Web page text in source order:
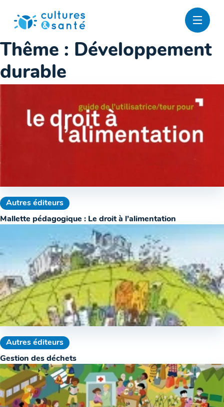
contenu
Thême : Développement
durable
Autres éditeurs
Mallette pédagogique : Le droit à l’alimentation
Autres éditeurs
Gestion des déchets